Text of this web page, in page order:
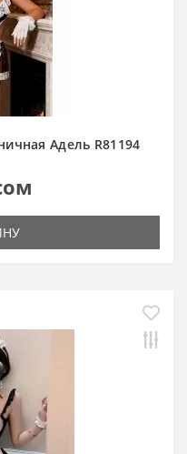
Адель R81194